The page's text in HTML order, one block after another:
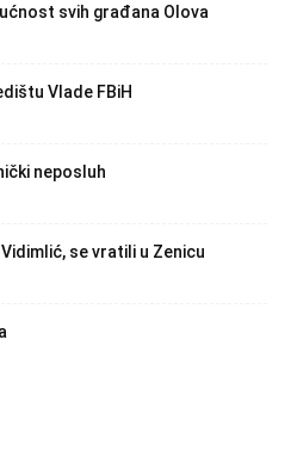
svih građana Olova
Vlade FBiH
neposluh
se vratili u Zenicu